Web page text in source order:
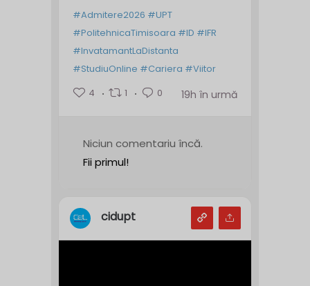
#Admitere2026 #UPT
#PolitehnicaTimisoara #ID #IFR
#InvatamantLaDistanta
#StudiuOnline #Cariera #Viitor
4
1 0 19h în urmă
Niciun comentariu încă.
Fii primul!
cidupt